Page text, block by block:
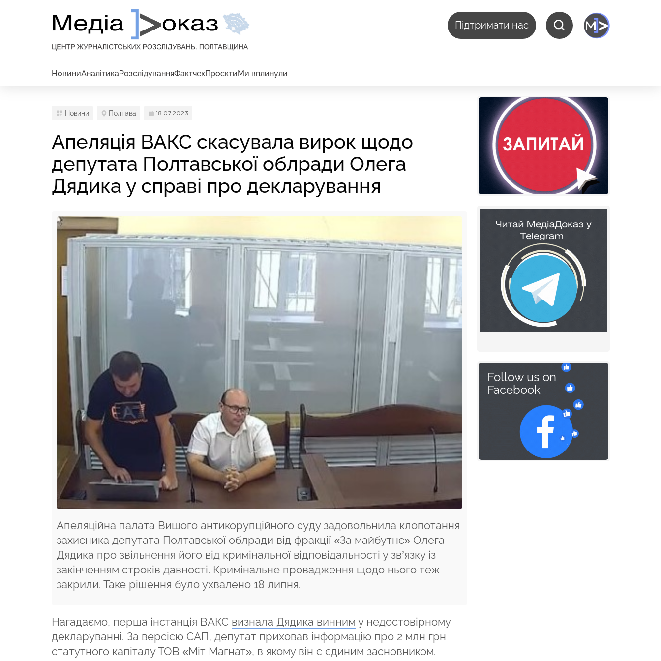
Підтримати нас
НовиниАналітикаРозслідуванняФактчекПроєктиМи вплинули
Новини Полтава 18.07.2023
Апеляція ВАКС скасувала вирок щодо
депутата Полтавської облради Олега
Дядика у справі про декларування
Апеляційна палата Вищого антикорупційного суду задовольнила клопотання
захисника депутата Полтавської облради від фракції «За майбутнє» Олега
Дядика про звільнення його від кримінальної відповідальності у зв’язку із
закінченням строків давності. Кримінальне провадження щодо нього теж
закрили. Таке рішення було ухвалено 18 липня.
Нагадаємо, перша інстанція ВАКС визнала Дядика винним у недостовірному
декларуванні. За версією САП, депутат приховав інформацію про 2 млн грн
статутного капіталу ТОВ «Міт Магнат», в якому він є єдиним засновником.
Follow us on
Facebook